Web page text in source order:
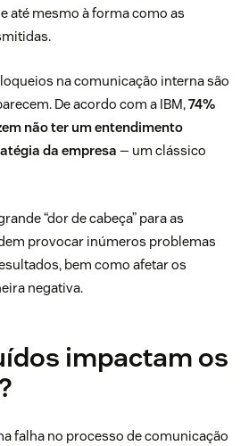
até mesmo à forma como as
na comunicação interna são
De acordo com a IBM,74%
não ter um entendimento
da empresa — um clássico
“dor de cabeça” para as
provocar inúmeros problemas
bem como afetar os
negativa.
impactam os
falha no processo de comunicação